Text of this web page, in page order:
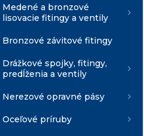
Medené a bronzové
lisovacie fitingy a ventily
Bronzové závitové fitingy
Drážkové spojky, fitingy,
predĺženia a ventily
Nerezové opravné pásy
Oceľové príruby